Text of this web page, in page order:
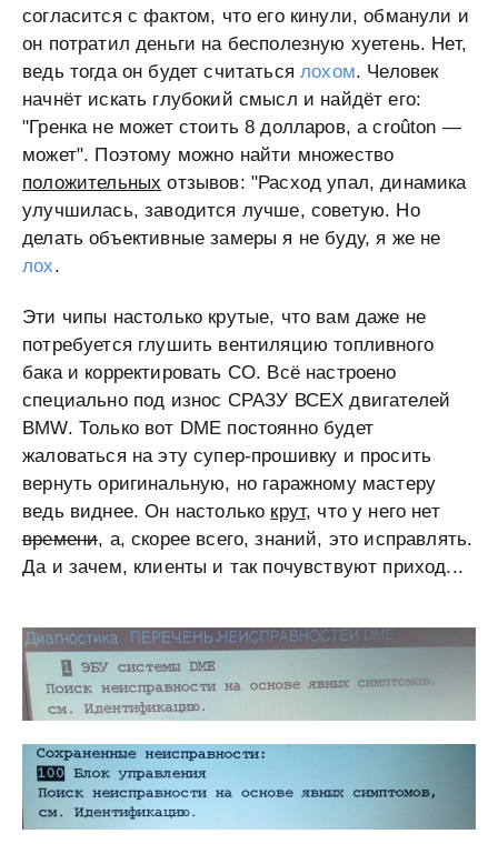
согласится с фактом, что его кинули, обманули и
он потратил деньги на бесполезную хуетень. Нет,
ведь тогда он будет считатьсялохом. Человек
начнёт искать глубокий смысл и найдёт его:
"Гренка не может стоить 8 долларов, а croûton —
может". Поэтому можно найти множество
положительных отзывов: "Расход упал, динамика
улучшилась, заводится лучше, советую. Но
делать объективные замеры я не буду, я же не
лох.
Эти чипы настолько крутые, что вам даже не
потребуется глушить вентиляцию топливного
бака и корректировать СО. Всё настроено
специально под износ СРАЗУ ВСЕХ двигателей
BMW. Только вот DME постоянно будет
жаловаться на эту супер-прошивку и просить
вернуть оригинальную, но гаражному мастеру
ведь виднее. Он настолько крут, что у него нет
времени, а, скорее всего, знаний, это исправлять.
Да и зачем, клиенты и так почувствуют приход...